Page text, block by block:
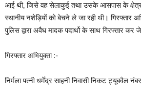
आई थी, जिसे वह सेलाकुई तथा उसके आसपास के क्षेत्र
स्थानीय नशेड़ियों को बेचने ले जा रही थी। गिरफ्तार
पुलिस द्वारा अवैध मादक पदार्थो के साथ गिरफ्तार कर
गिरफ्तार अभियुक्ता :-
निर्मला पत्नी धर्मेंद्र साहनी निवासी निकट ट्यूबवैल